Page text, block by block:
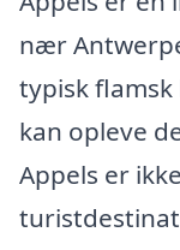
nær
typisk
kan opleve
Appels er